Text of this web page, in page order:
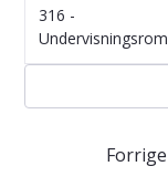
316 -
Undervisningsrom
Forrige